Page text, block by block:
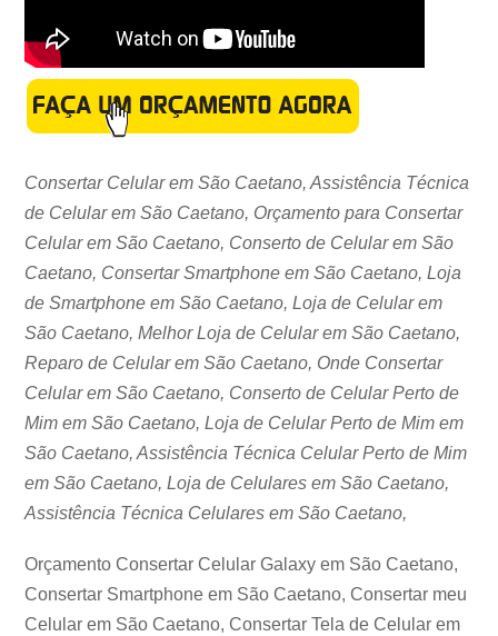
Consertar Celular em São Caetano, Assistência Técnica
de Celular em São Caetano, Orçamento para Consertar
Celular em São Caetano, Conserto de Celular em São
Caetano, Consertar Smartphone em São Caetano, Loja
de Smartphone em São Caetano, Loja de Celular em
São Caetano, Melhor Loja de Celular em São Caetano,
Reparo de Celular em São Caetano, Onde Consertar
Celular em São Caetano, Conserto de Celular Perto de
Mim em São Caetano, Loja de Celular Perto de Mim em
São Caetano, Assistência Técnica Celular Perto de Mim
em São Caetano, Loja de Celulares em São Caetano,
Assistência Técnica Celulares em São Caetano,
Orçamento Consertar Celular Galaxy em São Caetano,
Consertar Smartphone em São Caetano, Consertar meu
Celular em São Caetano, Consertar Tela de Celular em